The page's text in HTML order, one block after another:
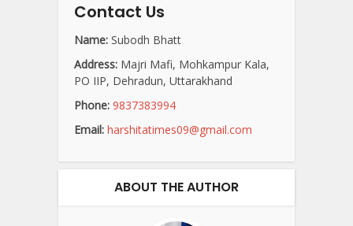
Contact Us
Name: Subodh Bhatt
Address: Majri Mafi, Mohkampur Kala,
PO IIP, Dehradun, Uttarakhand
Phone: 9837383994
Email: harshitatimes09@gmail.com
ABOUT THE AUTHOR